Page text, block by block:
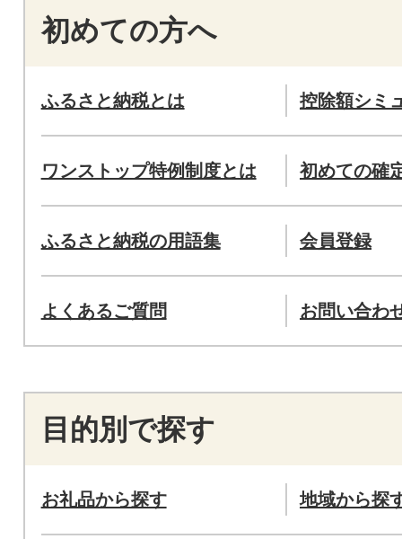
初めての方へ
ふるさと納税とは 控除額シミ
ワンストップ特例制度とは 初めての確
ふるさと納税の用語集 会員登録
よくあるご質問 お問い合わ
目的別で探す
お礼品から探す 地域から探